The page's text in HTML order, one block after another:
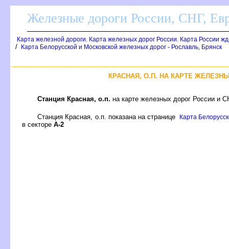
Железные дороги России, СНГ,
Карта железной дороги. Карта железных дорог России. Карта России
/ Карта Белорусской и Московской железных дорог - Рославль, Брянск
КРАСНАЯ, О.П. НА КАРТЕ
Станция Красная, о.п. на карте железных дорог России и
Станция Красная, о.п. показана на странице Карта
секторе А-2